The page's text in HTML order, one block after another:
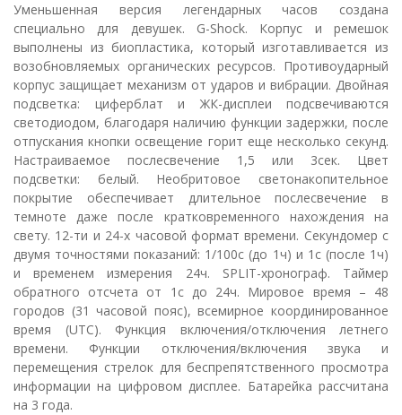
Уменьшенная версия легендарных часов создана
специально для девушек. G-Shock. Корпус и ремешок
выполнены из биопластика, который изготавливается из
возобновляемых органических ресурсов. Противоударный
корпус защищает механизм от ударов и вибрации. Двойная
подcветка: циферблат и ЖК-дисплеи подсвечиваются
светодиодом, благодаря наличию функции задержки, после
отпускания кнопки освещение горит еще несколько секунд.
Настраиваемое послесвечение 1,5 или 3сек. Цвет
подсветки: белый. Необритовое светонакопительное
покрытие обеспечивает длительное послесвечение в
темноте даже после кратковременного нахождения на
свету. 12-ти и 24-х часовой формат времени. Секундомер с
двумя точностями показаний: 1/100с (до 1ч) и 1с (после 1ч)
и временем измерения 24ч. SPLIT-хронограф. Таймер
обратного отсчета от 1с до 24ч. Мировое время – 48
городов (31 часовой пояс), всемирное координированное
время (UTC). Функция включения/отключения летнего
времени. Функции отключения/включения звука и
перемещения стрелок для беспрепятственного просмотра
информации на цифровом дисплее. Батарейка рассчитана
на 3 года.